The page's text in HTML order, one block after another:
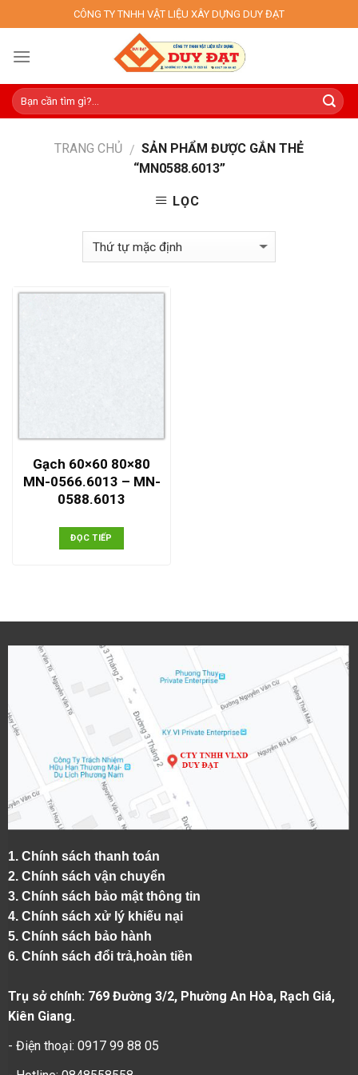
to
content
CÔNG TY TNHH VẬT LIỆU XÂY DỰNG DUY ĐẠT
TRANG CHỦ / SẢN PHẨM ĐƯỢC GẮN THẺ
“MN0588.6013”
LỌC
Gạch 60×60 80×80
MN-0566.6013 – MN-
0588.6013
ĐỌC TIẾP
1. Chính sách thanh toán
2. Chính sách vận chuyển
3. Chính sách bảo mật thông tin
4. Chính sách xử lý khiếu nại
5. Chính sách bảo hành
6. Chính sách đổi trả,hoàn tiền
Trụ sở chính: 769 Đường 3/2, Phường An Hòa, Rạch Giá,
Kiên Giang.
- Điện thoại: 0917 99 88 05